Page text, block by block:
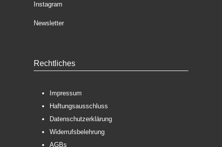
Instagram
Newsletter
Rechtliches
Impressum
Haftungsausschluss
Datenschutzerklärung
Widerrufsbelehrung
AGBs